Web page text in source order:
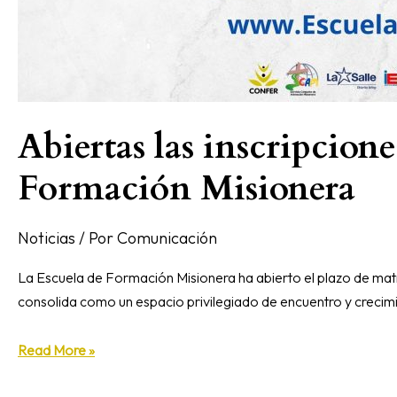
Abiertas las
Formación Misionera
Noticias / PorComunicación
La Escuela de Formación Misionera ha abierto el plazo de
consolida como un espacio privilegiado de encuentro y
Read More »